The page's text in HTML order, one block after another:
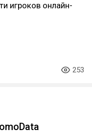
игроков онлайн-
253